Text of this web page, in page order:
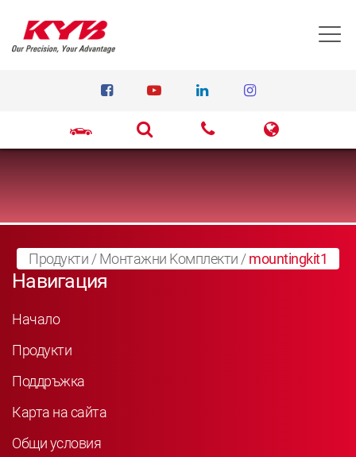
Продукти /Монтажни Kомплекти /mountingkit1
Навигация
Начало
Продукти
Поддръжка
Карта на сайта
Общи условия